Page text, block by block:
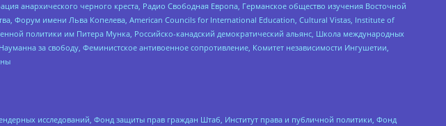
анархического черного креста, Радио Свободная Европа, Германское общество изучения Восточной
Форум имени Льва Копелева, American Councils for International Education, Cultural Vistas, Institute of
политики им Питера Мунка, Российско-канадский демократический альянс, Школа международных
за свободу, Феминистское антивоенное сопротивление, Комитет независимости Ингушетии,
исследований, Фонд защиты прав граждан Штаб, Институт права и публичной политики, Фонд